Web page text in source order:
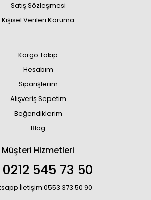
Satış Sözleşmesi
Kişisel Verileri Koruma
Kargo Takip
Hesabım
Siparişlerim
Alışveriş Sepetim
Beğendiklerim
Blog
Müşteri Hizmetleri
0212 545 73 50
İletişim:0553 373 50 90